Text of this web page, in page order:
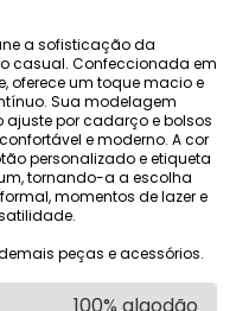
a sofisticação da
casual. Confeccionada em
oferece um toque macio e
Sua modelagem
por cadarço e bolsos
e moderno. A cor
personalizado e etiqueta
tornando-a a escolha
momentos de lazer e
peças e acessórios.